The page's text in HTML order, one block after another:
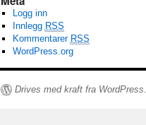
Logg inn
Innlegg RSS
Kommentarer RSS
WordPress.org
Drives med kraft fra WordPress.